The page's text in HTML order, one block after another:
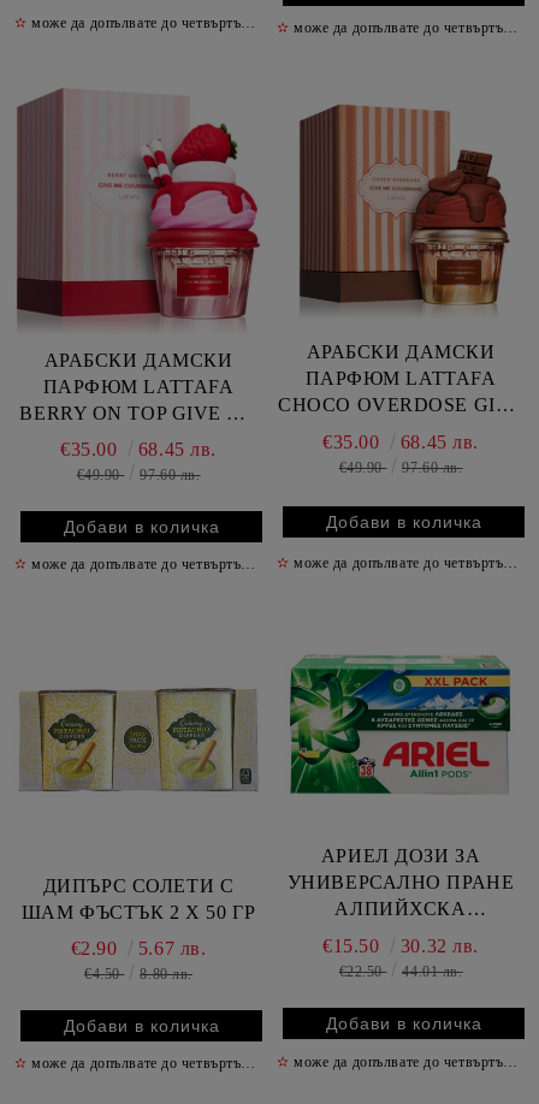
✫ може да допълвате до четвъртък включително ✫
✫ може да допълвате до четвъртък включително
АРАБСКИ ДАМСКИ
ПАРФЮМ LATTAFA
BERRY ON TOP GIVE ME
GOURMAND 75 МЛ /
РОЗОВ /
€35.00 68.45 лв.
€49.90 97.60 лв.
✫ може да допълвате до четвъртък включително ✫
АРАБСКИ ДАМСКИ
ПАРФЮМ LATTAFA
CHOCO OVERDOSE GIVE
ME AROUND 75 МЛ /
КАФЯВ /
€35.00 68.45 лв.
€49.90 97.60 лв.
✫ може да допълвате до четвъртък включително
ДИПЪРС СОЛЕТИ С
ШАМ ФЪСТЪК 2 Х 50 ГР
€2.90
5.67 лв.
€4.50 8.80 лв.
✫ може да допълвате до четвъртък включително ✫
АРИЕЛ ДОЗИ ЗА
УНИВЕРСАЛНО ПРАНЕ
АЛПИЙХСКА
ПРОХЛАДА 38 БР
€15.50 30.32 лв.
€22.50 44.01 лв.
✫ може да допълвате до четвъртък включително